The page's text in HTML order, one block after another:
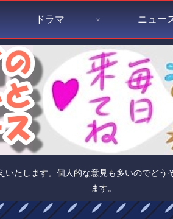
たします。個人的な意見も多いのでど
ます。
ドラマ ニュー